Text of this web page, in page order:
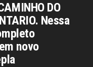
DO
Nessa
novo